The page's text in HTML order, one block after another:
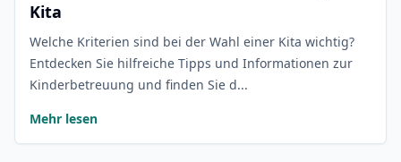
Kita
Welche Kriterien sind bei der Wahl einer Kita wichtig?
Entdecken Sie hilfreiche Tipps und Informationen zur
Kinderbetreuung und finden Sie d...
Mehr lesen